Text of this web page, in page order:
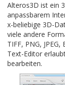
Alteros3D ist ein
anpassbarem
x-beliebige 3D-
viele andere
TIFF, PNG,
Text-Editor
bearbeiten.